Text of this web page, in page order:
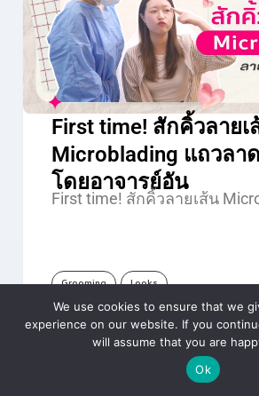
First time! สักคิ้วลายเ
Microblading แถวลา
โดยอาจารย์อัน
First time! สักคิ้วลายเส้น
Grooming Looks
We use cookies to ensure that we
experience on our website. If you
will assume that you are
Ok